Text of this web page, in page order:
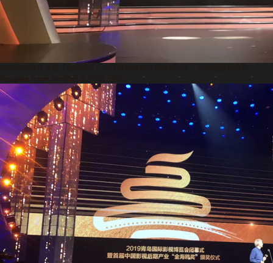
Douglas Hans Smith先生为我们颁奖。